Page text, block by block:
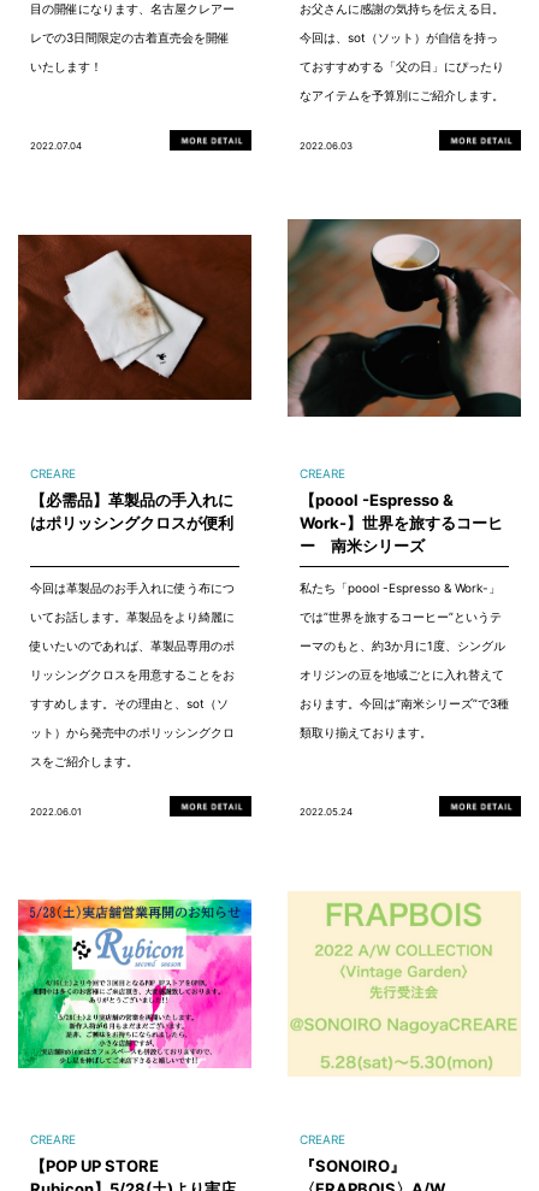
目の開催になります、名古屋クレアー
レでの3日間限定の古着直売会を開催
いたします！
2022.07.04
お父さんに感謝の気持ちを伝える日。
今回は、sot（ソット）が自信を持っ
ておすすめする「父の日」にぴったり
なアイテムを予算別にご紹介します。
2022.06.03
CREARE
【必需品】革製品の手入れに
はポリッシングクロスが便利
今回は革製品のお手入れに使う布につ
いてお話します。革製品をより綺麗に
使いたいのであれば、革製品専用のポ
リッシングクロスを用意することをお
すすめします。その理由と、sot（ソ
ット）から発売中のポリッシングクロ
スをご紹介します。
2022.06.01
CREARE
【poool -Espresso &
Work-】世界を旅するコーヒ
ー 南米シリーズ
私たち「poool -Espresso & Work-」
では”世界を旅するコーヒー”というテ
ーマのもと、約3か月に1度、シングル
オリジンの豆を地域ごとに入れ替えて
おります。今回は”南米シリーズ”で3種
類取り揃えております。
2022.05.24
CREARE
【POP UP STORE
CREARE
『SONOIRO』